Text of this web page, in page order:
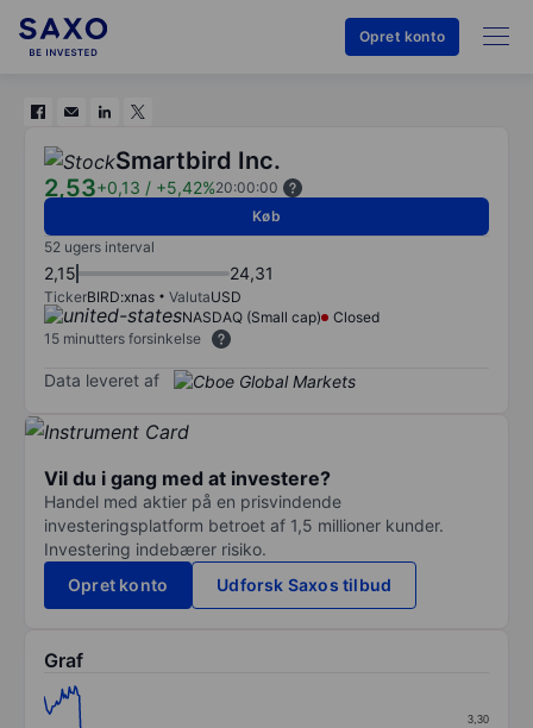
Opret konto
Smartbird Inc.
2,53+0,13 / +5,42%20:00:00
Køb
52 ugers interval
2,15 24,31
TickerBIRD:xnas ValutaUSD
NASDAQ (Small cap)
Closed
15 minutters forsinkelse
Data leveret af
Vil du i gang med at investere?
Handel med aktier på en prisvindende
investeringsplatform betroet af 1,5 millioner kunder.
Investering indebærer risiko.
Opret konto
Udforsk Saxos tilbud
Graf
Chart
3,30